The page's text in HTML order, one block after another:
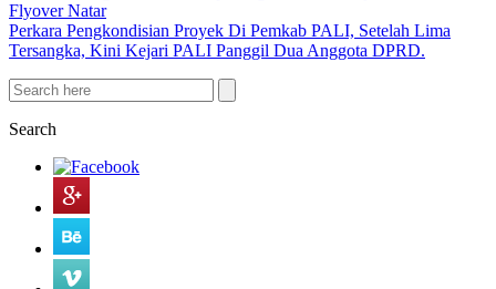
Flyover Natar
Perkara Pengkondisian Proyek Di Pemkab PALI, Setelah Lima
Tersangka, Kini Kejari PALI Panggil Dua Anggota DPRD.
Search